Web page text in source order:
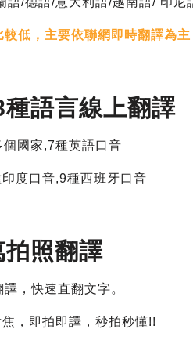
低，主要依聯網即時翻譯為主
語言線上翻譯
國家,7種英語口音
度口音,9種西班牙口音
照翻譯
，快速直翻文字。
，即拍即譯，秒拍秒懂!!